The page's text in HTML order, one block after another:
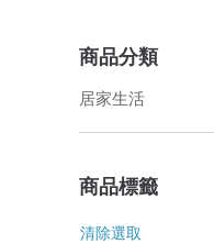
商品分類
居家生活
商品標籤
清除選取